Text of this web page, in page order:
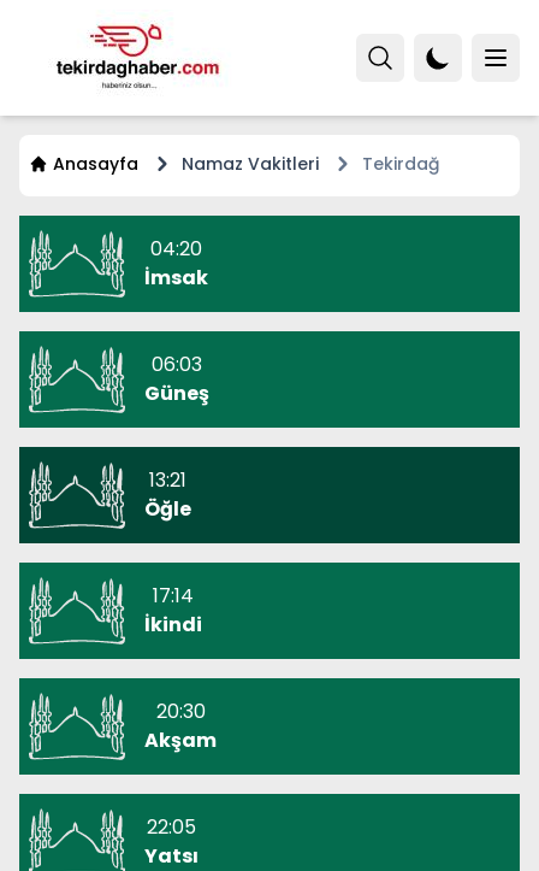
Anasayfa Namaz Vakitleri Tekirdağ
04:20
İmsak
06:03
Güneş
13:21
Öğle
17:14
İkindi
20:30
Akşam
22:05
Yatsı